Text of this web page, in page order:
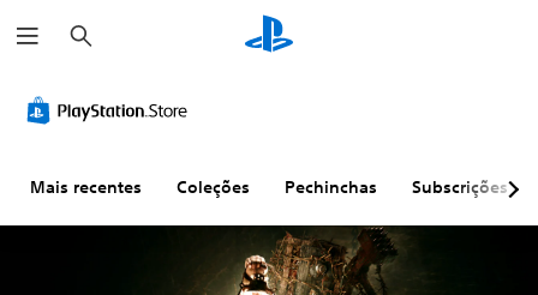
e
s
i
s
Mais recentes Coleções Pechinchas Subscrições